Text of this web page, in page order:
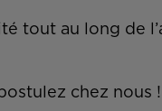
tout au long de
chez nous !